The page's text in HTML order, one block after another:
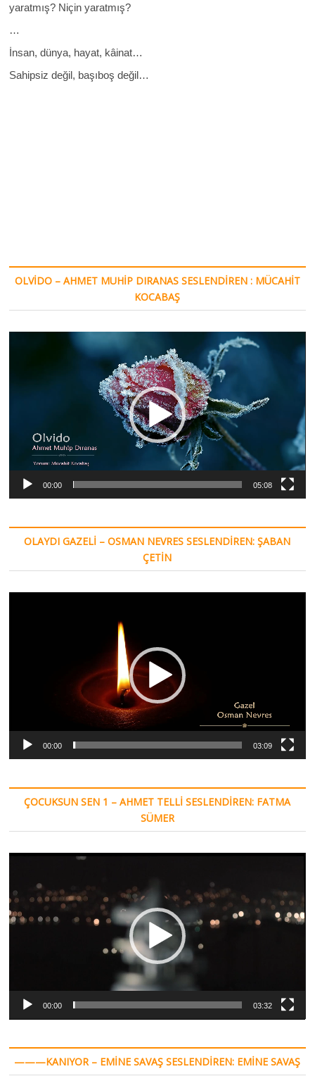
yaratmış? Niçin yaratmış?
…
İnsan, dünya, hayat, kâinat…
Sahipsiz değil, başıboş değil…
OLVIDO – AHMET MUHIP DIRANAS SESLENDIREN : MÜCAHIT
KOCABAŞ
00:00 05:08
OLAYDI GAZELI – OSMAN NEVRES SESLENDIREN: ŞABAN
ÇETIN
00:00 03:09
ÇOCUKSUN SEN 1 – AHMET TELLI SESLENDIREN: FATMA
SÜMER
00:00 03:32
———KANIYOR – EMINE SAVAŞ SESLENDIREN: EMINE SAVAŞ